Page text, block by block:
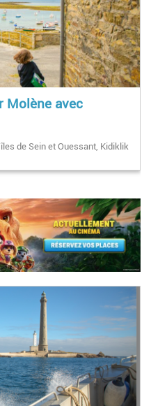
Molène avec
de Sein et Ouessant, Kidiklik